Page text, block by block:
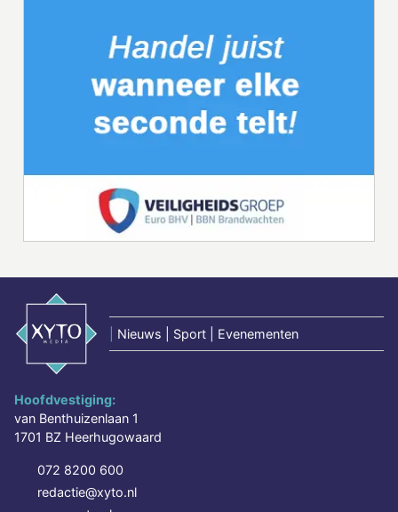
Nieuws | Sport | Evenementen
Hoofdvestiging:
van Benthuizenlaan 1
1701 BZ Heerhugowaard
072 8200 600
redactie@xyto.nl